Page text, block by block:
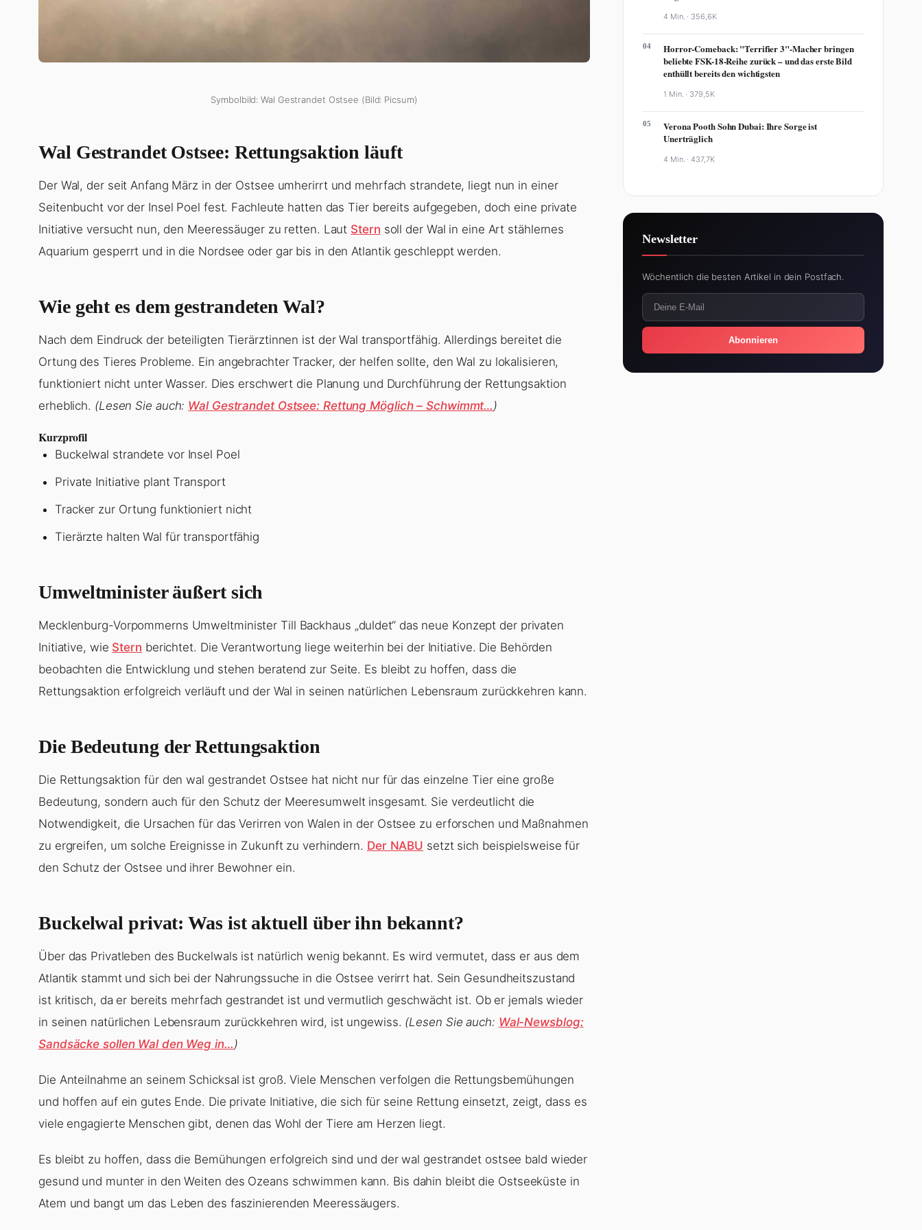
Symbolbild: Wal Gestrandet Ostsee (Bild: Picsum)
Wal Gestrandet Ostsee: Rettungsaktion läuft
Der Wal, der seit Anfang März in der Ostsee umherirrt und mehrfach strandete, liegt nun in einer
Seitenbucht vor der Insel Poel fest. Fachleute hatten das Tier bereits aufgegeben, doch eine private
Initiative versucht nun, den Meeressäuger zu retten. Laut Stern soll der Wal in eine Art stählernes
Aquarium gesperrt und in die Nordsee oder gar bis in den Atlantik geschleppt werden.
Wie geht es dem gestrandeten Wal?
Nach dem Eindruck der beteiligten Tierärztinnen ist der Wal transportfähig. Allerdings bereitet die
Ortung des Tieres Probleme. Ein angebrachter Tracker, der helfen sollte, den Wal zu lokalisieren,
funktioniert nicht unter Wasser. Dies erschwert die Planung und Durchführung der Rettungsaktion
erheblich. (Lesen Sie auch: Wal Gestrandet Ostsee: Rettung Möglich – Schwimmt…)
Kurzprofil
Buckelwal strandete vor Insel Poel
Private Initiative plant Transport
Tracker zur Ortung funktioniert nicht
Tierärzte halten Wal für transportfähig
Umweltminister äußert sich
Mecklenburg-Vorpommerns Umweltminister Till Backhaus „duldet“ das neue Konzept der privaten
Initiative, wie Stern berichtet. Die Verantwortung liege weiterhin bei der Initiative. Die Behörden
beobachten die Entwicklung und stehen beratend zur Seite. Es bleibt zu hoffen, dass die
Rettungsaktion erfolgreich verläuft und der Wal in seinen natürlichen Lebensraum zurückkehren kann.
Die Bedeutung der Rettungsaktion
Die Rettungsaktion für den wal gestrandet Ostsee hat nicht nur für das einzelne Tier eine große
Bedeutung, sondern auch für den Schutz der Meeresumwelt insgesamt. Sie verdeutlicht die
Notwendigkeit, die Ursachen für das Verirren von Walen in der Ostsee zu erforschen und Maßnahmen
zu ergreifen, um solche Ereignisse in Zukunft zu verhindern. Der NABU setzt sich beispielsweise für
den Schutz der Ostsee und ihrer Bewohner ein.
Buckelwal privat: Was ist aktuell über ihn bekannt?
Über das Privatleben des Buckelwals ist natürlich wenig bekannt. Es wird vermutet, dass er aus dem
Atlantik stammt und sich bei der Nahrungssuche in die Ostsee verirrt hat. Sein Gesundheitszustand
ist kritisch, da er bereits mehrfach gestrandet ist und vermutlich geschwächt ist. Ob er jemals wieder
in seinen natürlichen Lebensraum zurückkehren wird, ist ungewiss. (Lesen Sie auch: Wal-Newsblog:
Sandsäcke sollen Wal den Weg in…)
Die Anteilnahme an seinem Schicksal ist groß. Viele Menschen verfolgen die Rettungsbemühungen
und hoffen auf ein gutes Ende. Die private Initiative, die sich für seine Rettung einsetzt, zeigt, dass es
viele engagierte Menschen gibt, denen das Wohl der Tiere am Herzen liegt.
Es bleibt zu hoffen, dass die Bemühungen erfolgreich sind und der wal gestrandet ostsee bald wieder
gesund und munter in den Weiten des Ozeans schwimmen kann. Bis dahin bleibt die Ostseeküste in
Atem und bangt um das Leben des faszinierenden Meeressäugers.
4 Min. · 356,6K
04
Horror-Comeback: "Terrifier 3"-Macher bringen
beliebte FSK-18-Reihe zurück – und das erste Bild
enthüllt bereits den wichtigsten
1 Min. · 379,5K
05
Verona Pooth Sohn Dubai: Ihre Sorge ist
Unerträglich
4 Min. ·437,7K
Newsletter
Wöchentlich die besten Artikel in dein Postfach.
Abonnieren